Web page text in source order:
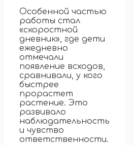
Особенной частью
работы стал
«скоростной
дневник», где дети
ежедневно
отмечали
появление всходов,
сравнивали, у кого
быстрее
прорастет
растение. Это
развивало
наблюдательность
и чувство
ответственности.